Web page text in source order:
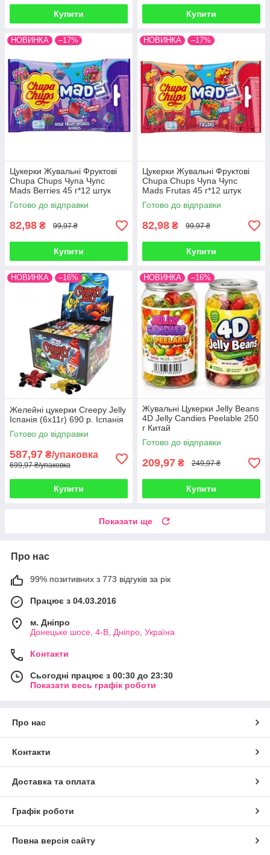
Купити Купити
НОВИНКА –17%
Цукерки Жувальні Фруктові
Chupa Chups Чупа Чупс
Mads Berries 45 г*12 штук
(Упаковка) Іспанія
Готово до відправки
82,98 ₴ 99,97 ₴
Купити
НОВИНКА –17%
Цукерки Жувальні Фруктові
Chupa Chups Чупа Чупс
Mads Frutas 45 г*12 штук
(Упаковка) Іспанія
Готово до відправки
82,98 ₴ 99,97 ₴
Купити
НОВИНКА –16%
Желейні цукерки Creepy Jelly
Іспанія (6х11г) 690 р. Іспанія
Готово до відправки
587,97 ₴/упаковка
699,97 ₴/упаковка
Купити
НОВИНКА –16%
Жувальні Цукерки Jelly Beans
4D Jelly Candies Peelable 250
г Китай
Готово до відправки
209,97 ₴ 249,97 ₴
Купити
Показати ще
Про нас
99% позитивних з 773 відгуків за рік
Працює з 04.03.2016
м. Дніпро
Донецьке шосе, 4-В, Дніпро, Україна
Контакти
Сьогодні працює з 00:30 до 23:30
Показати весь графік роботи
Про нас
Контакти
Доставка та оплата
Графік роботи
Повна версія сайту